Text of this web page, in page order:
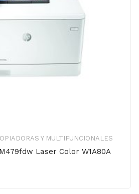
Y MULTIFUNCIONALES
Laser Color W1A80A